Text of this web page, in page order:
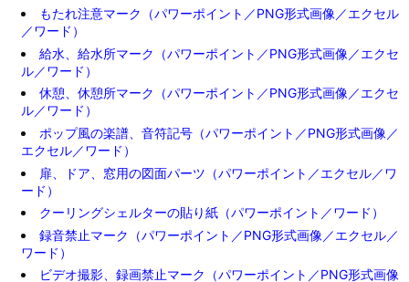
もたれ注意マーク（パワーポイント／PNG形式画像／エクセル
／ワード）
給水、給水所マーク（パワーポイント／PNG形式画像／エクセ
ル／ワード）
休憩、休憩所マーク（パワーポイント／PNG形式画像／エクセ
ル／ワード）
ポップ風の楽譜、音符記号（パワーポイント／PNG形式画像／
エクセル／ワード）
扉、ドア、窓用の図面パーツ（パワーポイント／エクセル／ワ
ード）
クーリングシェルターの貼り紙（パワーポイント／ワード）
録音禁止マーク（パワーポイント／PNG形式画像／エクセル／
ワード）
ビデオ撮影、録画禁止マーク（パワーポイント／PNG形式画像